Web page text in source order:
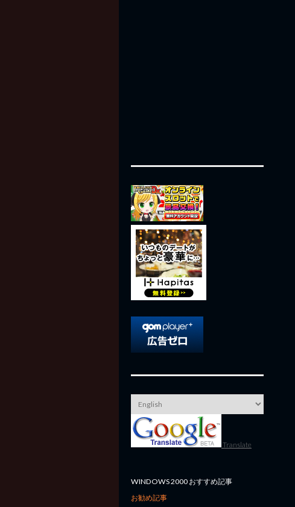
Translate
WINDOWS 2000 おすすめ記事
お勧め記事